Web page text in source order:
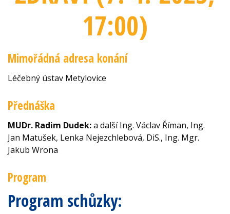
17:00)
Mimořádná adresa konání
Léčebný ústav Metylovice
Přednáška
MUDr. Radim Dudek:a další Ing. Václav Říman, Ing.
Jan Matušek, Lenka Nejezchlebová, DiS., Ing. Mgr.
Jakub Wrona
Program
Program schůzky: